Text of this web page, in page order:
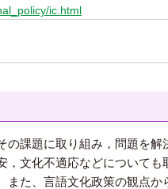
ic.html
課題に取り組み，問題を解
文化不適応などについても
た、言語文化政策の観点か